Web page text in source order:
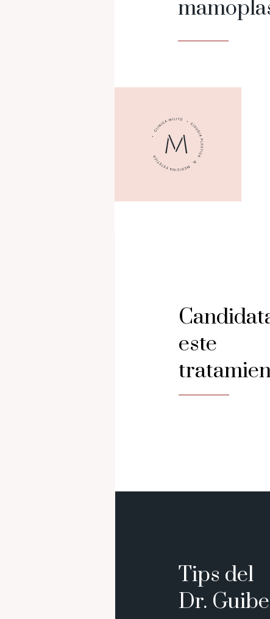
este
Tips del
Dr.